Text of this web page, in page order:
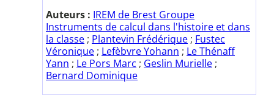
Auteurs : IREM de Brest Groupe
Instruments de calcul dans l'histoire et dans
la classe ; Plantevin Frédérique ; Fustec
Véronique ; Lefèbvre Yohann ; Le Thénaff
Yann ; Le Pors Marc ; Geslin Murielle ;
Bernard Dominique